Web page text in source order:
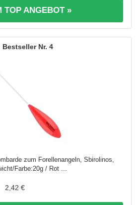
TOP ANGEBOT »
4
zum Forellenangeln, Sbirolinos,
Farbe:20g / Rot ...
2,42 €